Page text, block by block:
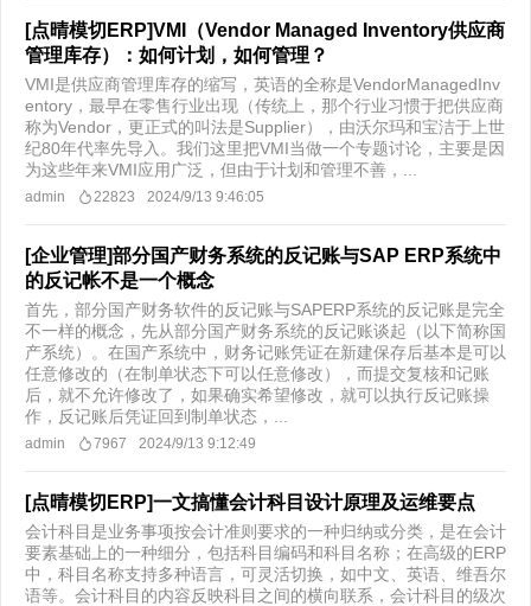
[点晴模切ERP]VMI（Vendor Managed Inventory供应商
管理库存）：如何计划，如何管理？
VMI是供应商管理库存的缩写，英语的全称是VendorManagedInv
entory，最早在零售行业出现（传统上，那个行业习惯于把供应商
称为Vendor，更正式的叫法是Supplier），由沃尔玛和宝洁于上世
纪80年代率先导入。我们这里把VMI当做一个专题讨论，主要是因
为这些年来VMI应用广泛，但由于计划和管理不善，...
admin 22823 2024/9/13 9:46:05
[企业管理]部分国产财务系统的反记账与SAP ERP系统中
的反记帐不是一个概念
首先，部分国产财务软件的反记账与SAPERP系统的反记账是完全
不一样的概念，先从部分国产财务系统的反记账谈起（以下简称国
产系统）。在国产系统中，财务记账凭证在新建保存后基本是可以
任意修改的（在制单状态下可以任意修改），而提交复核和记账
后，就不允许修改了，如果确实希望修改，就可以执行反记账操
作，反记账后凭证回到制单状态，...
admin 7967 2024/9/13 9:12:49
[点晴模切ERP]一文搞懂会计科目设计原理及运维要点
会计科目是业务事项按会计准则要求的一种归纳或分类，是在会计
要素基础上的一种细分，包括科目编码和科目名称；在高级的ERP
中，科目名称支持多种语言，可灵活切换，如中文、英语、维吾尔
语等。会计科目的内容反映科目之间的横向联系，会计科目的级次